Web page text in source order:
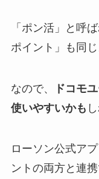
「ポン活」と呼
ポイント」も同じ
なので、
ドコモ
使いやすいかも
ローソン公式ア
ントの両方と連